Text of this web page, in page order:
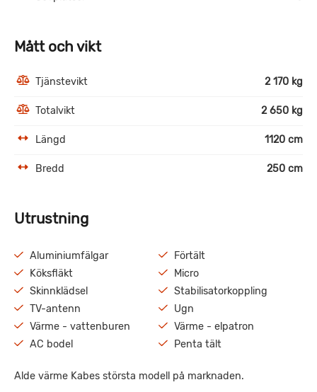
Mått och vikt
Tjänstevikt 2 170 kg
Totalvikt 2 650 kg
Längd 1120 cm
Bredd 250 cm
Utrustning
Aluminiumfälgar
Förtält
Köksfläkt
Micro
Skinnklädsel
Stabilisatorkoppling
TV-antenn
Ugn
Värme - vattenburen
Värme - elpatron
AC bodel
Penta tält
Alde värme Kabes största modell på marknaden.